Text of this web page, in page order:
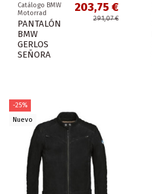
Catálogo BMW
Motorrad
PANTALÓN
BMW
GERLOS
SEÑORA
203,75 €
291,07 €
-25%
Nuevo